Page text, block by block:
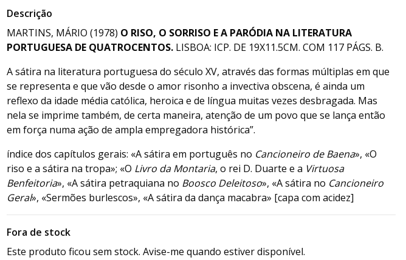
Descrição
MARTINS, MÁRIO (1978) O RISO, O SORRISO E A PARÓDIA NA LITERATURA
PORTUGUESA DE QUATROCENTOS. LISBOA: ICP. DE 19X11.5CM. COM 117 PÁGS. B.
A sátira na literatura portuguesa do século XV, através das formas múltiplas em que
se representa e que vão desde o amor risonho a invectiva obscena, é ainda um
reflexo da idade média católica, heroica e de língua muitas vezes desbragada. Mas
nela se imprime também, de certa maneira, atenção de um povo que se lança então
em força numa ação de ampla empregadora histórica”.
índice dos capítulos gerais: «A sátira em português no Cancioneiro de Baena», «O
riso e a sátira na tropa»; «O Livro da Montaria, o rei D. Duarte e a Virtuosa
Benfeitoria», «A sátira petraquiana no Boosco Deleitoso», «A sátira no Cancioneiro
Geral», «Sermões burlescos», «A sátira da dança macabra» [capa com acidez]
Fora de stock
Este produto ficou sem stock. Avise-me quando estiver disponível.